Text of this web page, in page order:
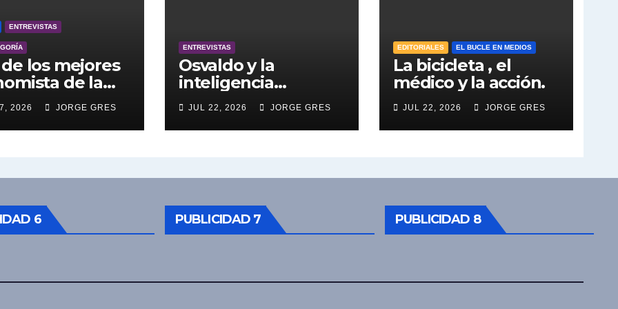
ENTREVISTAS
los mejores
de la
engalana
Gustavo
en vivo
2026 JORGE GRES
ENTREVISTAS
Osvaldo y la
inteligencia
artificial.
JUL 22, 2026 JORGE GRES
EDITORIALES EL BUCLE EN MEDIOS
La bicicleta , el
médico y la acción.
JUL 22, 2026 JORGE GRES
6 PUBLICIDAD 7 PUBLICIDAD 8